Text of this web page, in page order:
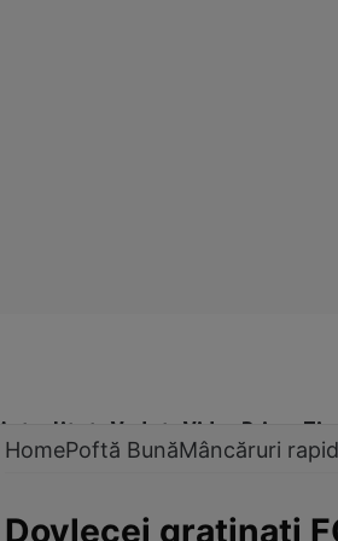
Actualitate Vedete Video Prime Time
HomePoftă BunăMâncăruri
Dovlecei gratinaţi